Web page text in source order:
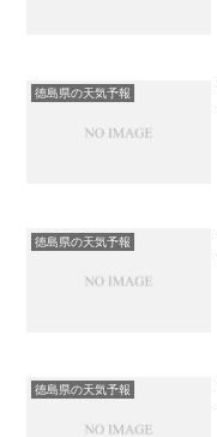
徳島県の天気予報
徳島県の天気予報
徳島県の天気予報